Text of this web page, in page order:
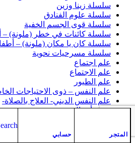
المتجر حسابي
سلسلة زينا وزين
سلسلة علوم الفنادق
سلسلة قوى الجسم الخفية
سلسلة كائنات في خطر (ملونة) –
سلسلة كان يا مكان (ملونة) –
سلسلة مسرحيات نحوية
علم اجتماع
علم الاجتماع
علم الطيور
علم النفس – ذوى الاحتياجات
علم النفس الديني- العلاج بالصلاة-
علوم أشبال
كتب صحة و طب